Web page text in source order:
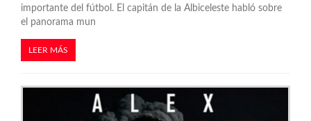
importante del fútbol. El capitán de la Albiceleste habló sobre
el panorama mun
LEER MÁS